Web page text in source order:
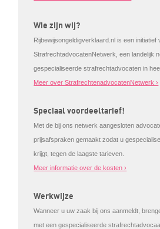
Wie zijn wij?
Rijbewijsongeldigverklaard.nl is een initiatief
StrafrechtadvocatenNetwerk, een landelijk
gespecialiseerde strafrechtadvocaten in
Meer over StrafrechtenadvocatenNetwerk ›
Speciaal voordeeltarief!
Met de bij ons netwerk aangesloten
prijsafspraken gemaakt zodat u
krijgt, tegen de laagste tarieven.
Meer informatie over de kosten ›
Werkwijze
Wanneer u uw zaak bij ons aanmeldt,
met een gespecialiseerde